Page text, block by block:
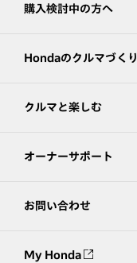
購入検討中の方へ
Hondaのクルマづくり
クルマと楽しむ
オーナーサポート
お問い合わせ
My Honda